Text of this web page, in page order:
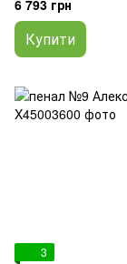
6 793 грн
Купити
3